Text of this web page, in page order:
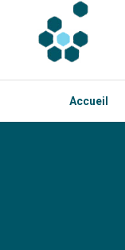
Accueil